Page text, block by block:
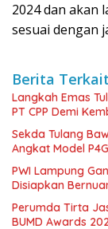
2024 dan akan
sesuai dengan
Berita Terkait
Langkah Emas
PT CPP Demi
Sekda Tulang
Angkat Model
PWI Lampung
Disiapkan
Perumda Tirta
BUMD Awards